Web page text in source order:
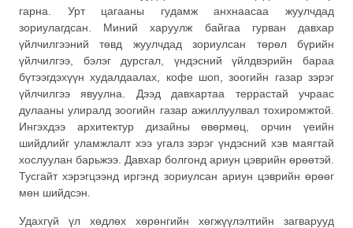
гарна. Урт цагааны гудамж анхнаасаа жуулчдад
зориулагдсан. Миний харуулж байгаа гурван давхар
үйлчилгээний төвд жуулчдад зориулсан төрөл бүрийн
үйлчилгээ, бэлэг дурсгал, үндэсний үйлдвэрийн бараа
бүтээгдэхүүн худалдаалах, кофе шоп, зоогийн газар зэрэг
үйлчилгээ явуулна. Дээд давхартаа террастай учраас
дулааны улиралд зоогийн газар ажиллуулвал тохиромжтой.
Ингэхдээ архитектур дизайны өвөрмөц, орчин үеийн
шийдлийг уламжлалт хээ угалз зэрэг үндэсний хэв маягтай
хослуулан барьжээ. Давхар болгонд ариун цэврийн өрөөтэй.
Тусгайт хэрэгцээнд иргэнд зориулсан ариун цэврийн өрөөг
мөн шийдсэн.
Удахгүй үл хөдлөх хөрөнгийн хөгжүүлэлтийн загварууд